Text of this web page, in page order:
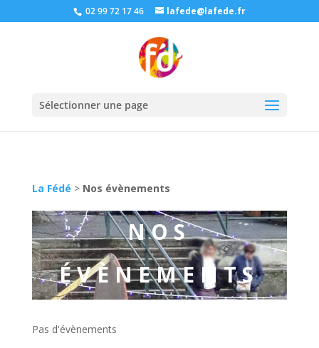
02 99 72 17 46 lafede@lafede.fr
Sélectionner une page
La Fédé > Nos évènements
NOS
ÉVÈNEMENTS
Pas d'évènements